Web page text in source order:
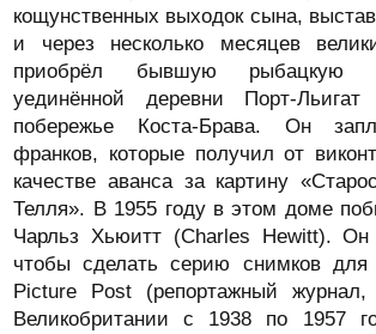
кощунственных выходок сына,
и через несколько месяцев
приобрёл бывшую рыбацкую
уединённой деревни Порт-
побережье Коста-Брава. Он
франков, которые получил от
качестве аванса за картину
Телля». В 1955 году в этом доме
Чарльз Хьюитт (Charles Hewitt). Он
чтобы сделать серию снимков для
Picture Post (репортажный
Великобритании с 1938 по 1957